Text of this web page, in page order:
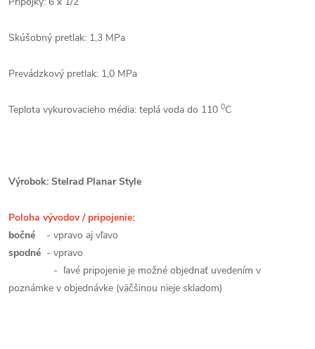
Skúšobný pretlak: 1,3 MPa
Prevádzkový pretlak: 1,0 MPa
Teplota vykurovacieho média: teplá voda do 110 0C
Výrobok: Stelrad Planar Style
Poloha vývodov / pripojenie:
bočné - vpravo aj vľavo
spodné - vpravo
- ľavé pripojenie je možné objednať uvedením v
poznámke v objednávke (väčšinou nieje skladom)